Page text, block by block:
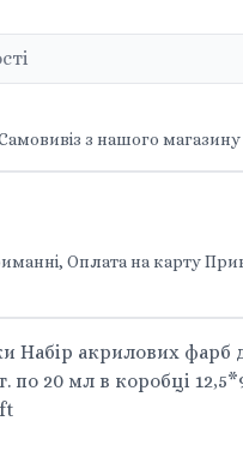
з нашого магазину
Оплата на карту
Набір акрилових фарб
по 20 мл в коробці